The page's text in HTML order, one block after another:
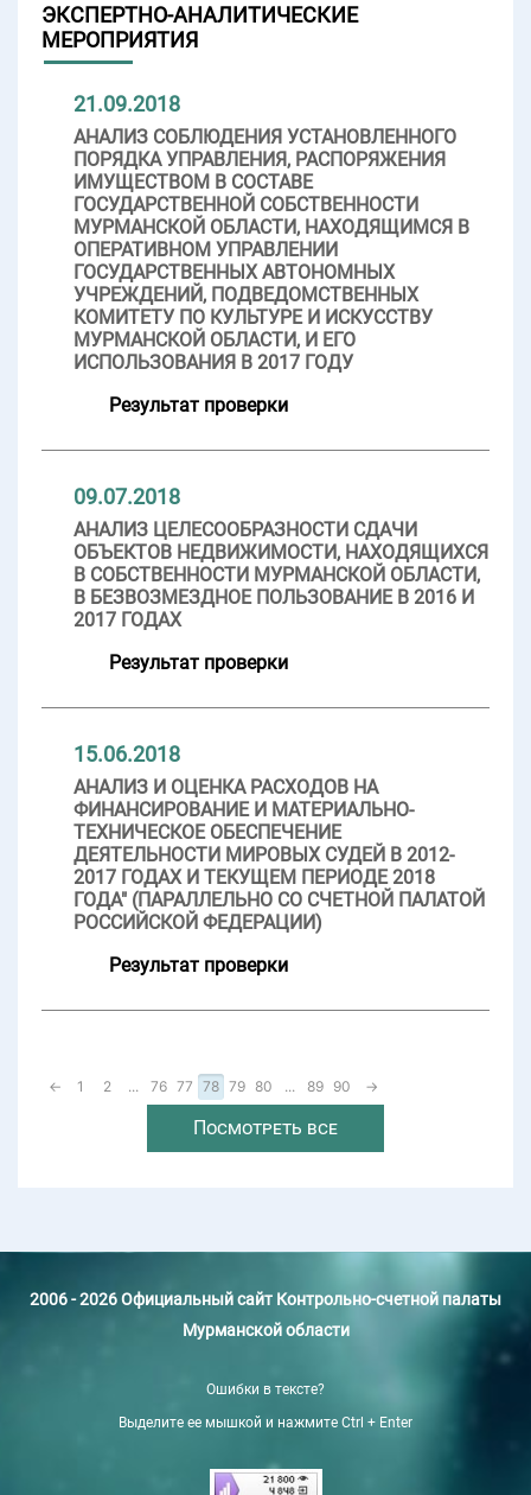
ЭКСПЕРТНО-АНАЛИТИЧЕСКИЕ
МЕРОПРИЯТИЯ
21.09.2018
АНАЛИЗ СОБЛЮДЕНИЯ УСТАНОВЛЕННОГО
ПОРЯДКА УПРАВЛЕНИЯ, РАСПОРЯЖЕНИЯ
ИМУЩЕСТВОМ В СОСТАВЕ
ГОСУДАРСТВЕННОЙ СОБСТВЕННОСТИ
МУРМАНСКОЙ ОБЛАСТИ, НАХОДЯЩИМСЯ В
ОПЕРАТИВНОМ УПРАВЛЕНИИ
ГОСУДАРСТВЕННЫХ АВТОНОМНЫХ
УЧРЕЖДЕНИЙ, ПОДВЕДОМСТВЕННЫХ
КОМИТЕТУ ПО КУЛЬТУРЕ И ИСКУССТВУ
МУРМАНСКОЙ ОБЛАСТИ, И ЕГО
ИСПОЛЬЗОВАНИЯ В 2017 ГОДУ
Результат проверки
09.07.2018
АНАЛИЗ ЦЕЛЕСООБРАЗНОСТИ СДАЧИ
ОБЪЕКТОВ НЕДВИЖИМОСТИ, НАХОДЯЩИХСЯ
В СОБСТВЕННОСТИ МУРМАНСКОЙ ОБЛАСТИ,
В БЕЗВОЗМЕЗДНОЕ ПОЛЬЗОВАНИЕ В 2016 И
2017 ГОДАХ
Результат проверки
15.06.2018
АНАЛИЗ И ОЦЕНКА РАСХОДОВ НА
ФИНАНСИРОВАНИЕ И МАТЕРИАЛЬНО-
ТЕХНИЧЕСКОЕ ОБЕСПЕЧЕНИЕ
ДЕЯТЕЛЬНОСТИ МИРОВЫХ СУДЕЙ В 2012-
2017 ГОДАХ И ТЕКУЩЕМ ПЕРИОДЕ 2018
ГОДА" (ПАРАЛЛЕЛЬНО СО СЧЕТНОЙ ПАЛАТОЙ
РОССИЙСКОЙ ФЕДЕРАЦИИ)
Результат проверки
← 1 2 ... 76 77 78 79 80 ... 89 90 →
Посмотреть все
2006 - 2026 Официальный сайт Контрольно-счетной палаты
Мурманской области
Ошибки в тексте?
Выделите ее мышкой и нажмите Ctrl + Enter